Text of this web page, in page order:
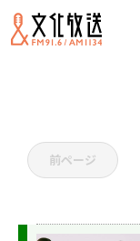
前ページ